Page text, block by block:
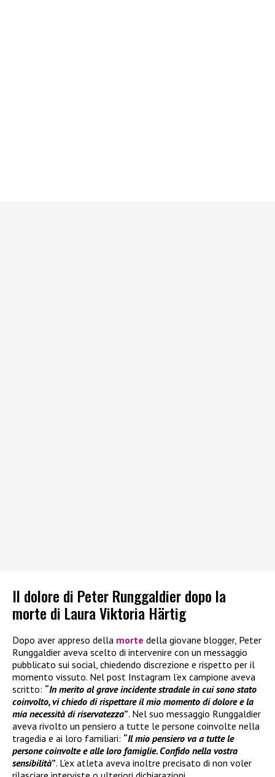
Il dolore di Peter Runggaldier dopo la
morte di Laura Viktoria Härtig
Dopo aver appreso della morte della giovane blogger, Peter
Runggaldier aveva scelto di intervenire con un messaggio
pubblicato sui social, chiedendo discrezione e rispetto per il
momento vissuto. Nel post Instagram l’ex campione aveva
scritto: “In merito al grave incidente stradale in cui sono stato
coinvolto, vi chiedo di rispettare il mio momento di dolore e la
mia necessità di riservatezza”. Nel suo messaggio Runggaldier
aveva rivolto un pensiero a tutte le persone coinvolte nella
tragedia e ai loro familiari: “Il mio pensiero va a tutte le
persone coinvolte e alle loro famiglie. Confido nella vostra
sensibilità”. L’ex atleta aveva inoltre precisato di non voler